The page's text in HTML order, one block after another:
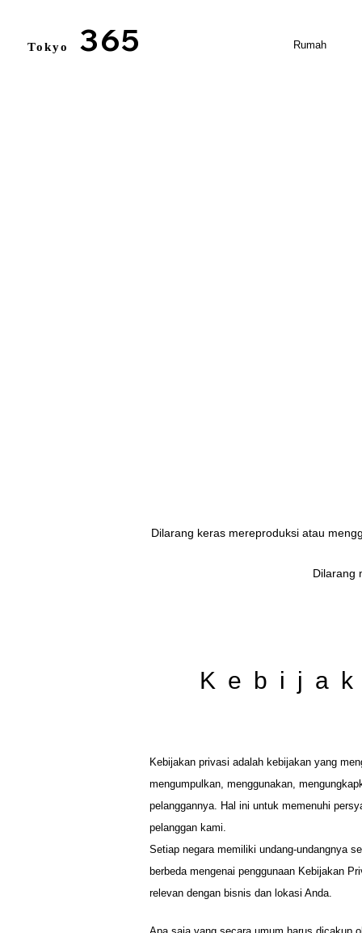
Tokyo 365 Rumah
矢嶋裕美子
Dilarang keras mereproduksi atau
Dilarang
Kebijakan privasi adalah kebijakan yang
mengumpulkan, menggunakan,
pelanggannya. Hal ini untuk memenuhi
pelanggan kami.
Setiap negara memiliki undang-undangnya
berbeda mengenai penggunaan Kebijakan
relevan dengan bisnis dan lokasi Anda.